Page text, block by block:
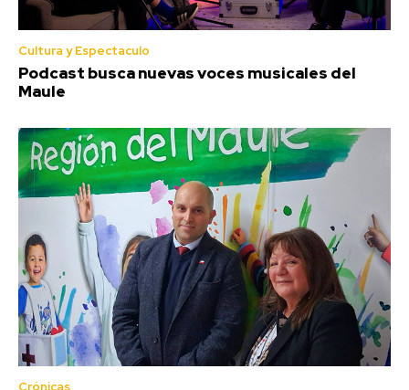
Cultura y Espectaculo
Podcast busca nuevas voces musicales del
Maule